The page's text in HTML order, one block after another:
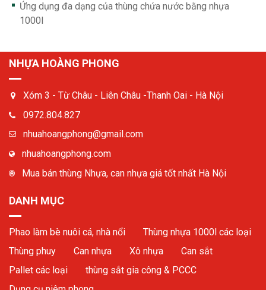
Ứng dụng đa dạng của thùng chứa nước bằng nhựa
1000l
NHỰA HOÀNG PHONG
Xóm 3 - Từ Châu - Liên Châu -Thanh Oai - Hà Nội
0972.804.827
nhuahoangphong@gmail.com
nhuahoangphong.com
Mua bán thùng Nhựa, can nhựa giá tốt nhất Hà Nội
DANH MỤC
Phao làm bè nuôi cá, nhà nổi
Thùng nhựa 1000l các loại
Thùng phuy
Can nhựa Xô nhựa
Can sắt
Pallet các loại
thùng sắt gia công & PCCC